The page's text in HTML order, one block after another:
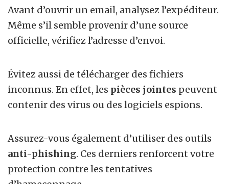
Avant d’ouvrir un email, analysez l’expéditeur.
Même s’il semble provenir d’une source
officielle, vérifiez l’adresse d’envoi.
Évitez aussi de télécharger des fichiers
inconnus. En effet, les pièces jointes peuvent
contenir des virus ou des logiciels espions.
Assurez-vous également d’utiliser des outils
anti-phishing. Ces derniers renforcent votre
protection contre les tentatives